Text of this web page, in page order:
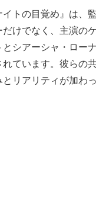
イトの目覚め』は、
だけでなく、主演の
とシアーシャ・ロー
ています。彼らの
リアリティが加わ